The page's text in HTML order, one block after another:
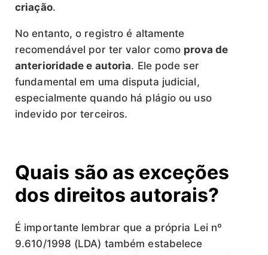
criação.
No entanto, o registro é altamente
recomendável por ter valor como prova de
anterioridade e autoria. Ele pode ser
fundamental em uma disputa judicial,
especialmente quando há plágio ou uso
indevido por terceiros.
Quais são as exceções
dos direitos autorais?
É importante lembrar que a própria Lei nº
9.610/1998 (LDA) também estabelece